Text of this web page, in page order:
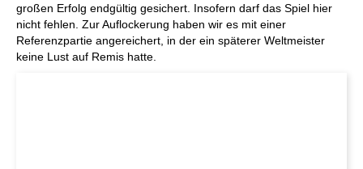
großen Erfolg endgültig gesichert. Insofern darf das Spiel hier
nicht fehlen. Zur Auflockerung haben wir es mit einer
Referenzpartie angereichert, in der ein späterer Weltmeister
keine Lust auf Remis hatte.